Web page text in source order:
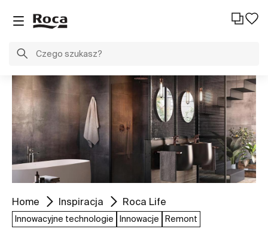
Home Inspiracja Roca Life
Innowacyjne technologie Innowacje Remont